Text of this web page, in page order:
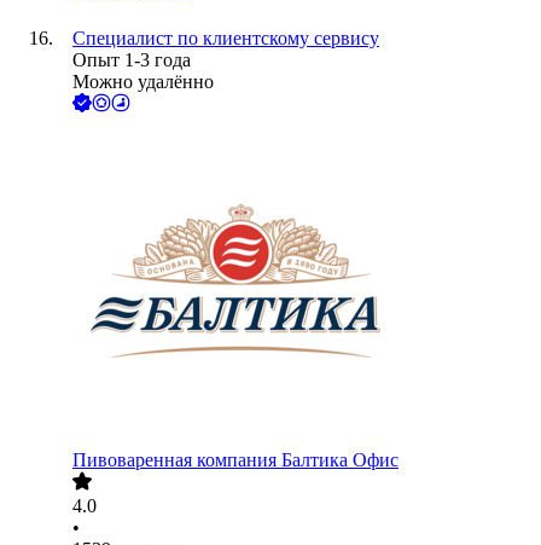
Специалист по клиентскому сервису
Опыт 1-3 года
Можно удалённо
Пивоваренная компания Балтика Офис
4.0
•